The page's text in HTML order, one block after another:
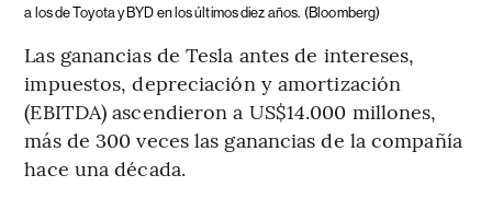
a los de Toyota y BYD en los últimos diez años. (Bloomberg)
Las ganancias de Tesla antes de intereses,
impuestos, depreciación y amortización
(EBITDA) ascendieron a US$14.000 millones,
más de 300 veces las ganancias de la compañía
hace una década.